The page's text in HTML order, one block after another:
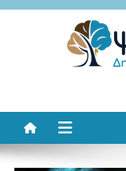
Μεταπηδήστε